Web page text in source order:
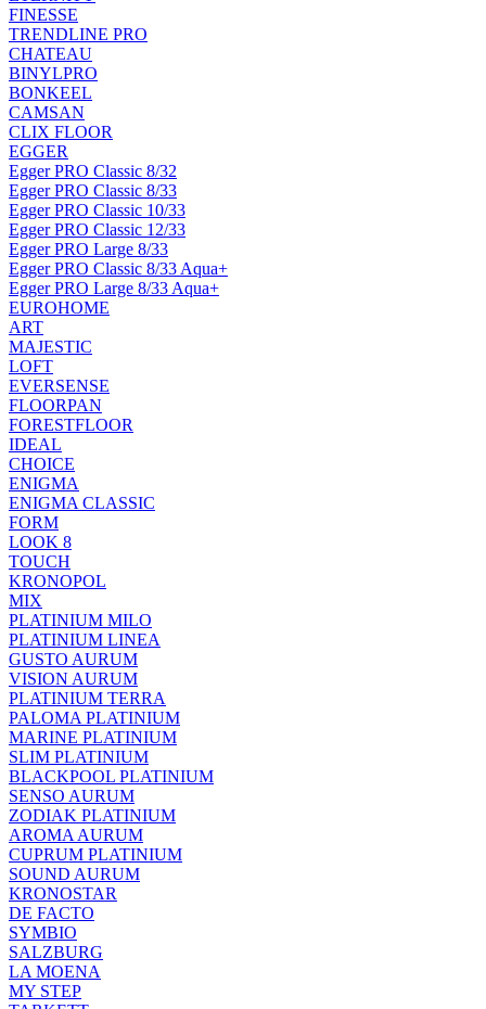
FINESSE
TRENDLINE PRO
CHATEAU
BINYLPRO
BONKEEL
CAMSAN
CLIX FLOOR
EGGER
Egger PRO Classic 8/32
Egger PRO Classic 8/33
Egger PRO Classic 10/33
Egger PRO Classic 12/33
Egger PRO Large 8/33
Egger PRO Classic 8/33 Aqua+
Egger PRO Large 8/33 Aqua+
EUROHOME
ART
MAJESTIC
LOFT
EVERSENSE
FLOORPAN
FORESTFLOOR
IDEAL
CHOICE
ENIGMA
ENIGMA CLASSIC
FORM
LOOK 8
TOUCH
KRONOPOL
MIX
PLATINIUM MILO
PLATINIUM LINEA
GUSTO AURUM
VISION AURUM
PLATINIUM TERRA
PALOMA PLATINIUM
MARINE PLATINIUM
SLIM PLATINIUM
BLACKPOOL PLATINIUM
SENSO AURUM
ZODIAK PLATINIUM
AROMA AURUM
CUPRUM PLATINIUM
SOUND AURUM
KRONOSTAR
DE FACTO
SYMBIO
SALZBURG
LA MOENA
MY STEP